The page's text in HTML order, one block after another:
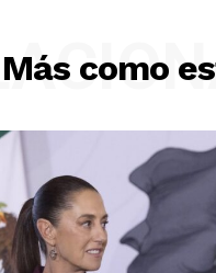
Más como